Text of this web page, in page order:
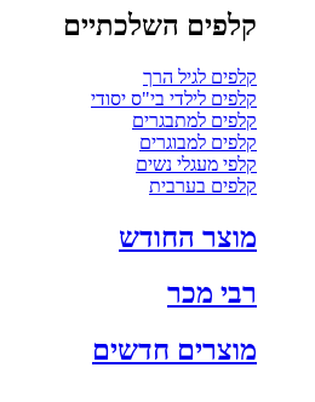
קלפים השלכתיים
קלפים לגיל הרך
קלפים לילדי בי"ס יסודי
קלפים למתבגרים
קלפים למבוגרים
קלפי מעגלי נשים
קלפים בערבית
מוצר החודש
רבי מכר
מוצרים חדשים